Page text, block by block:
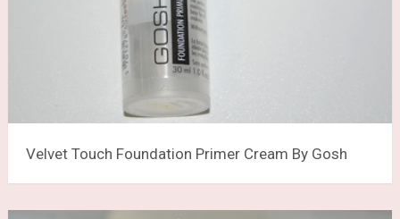
Velvet Touch Foundation Primer Cream By Gosh